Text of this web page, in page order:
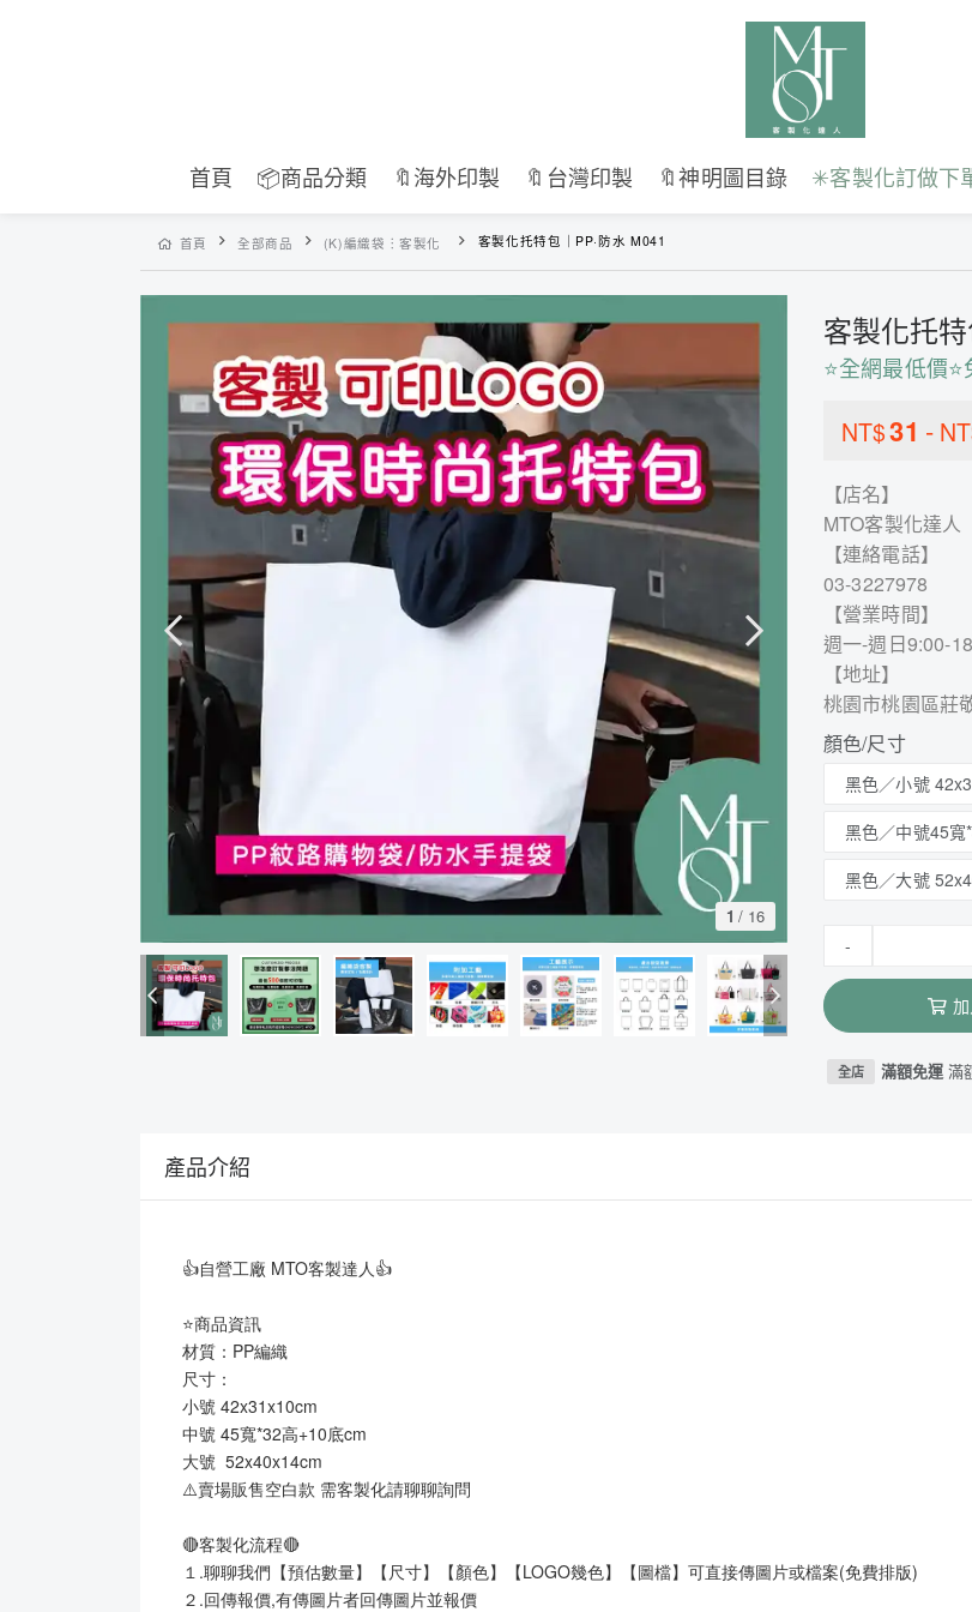
首頁 📦商品分類 🔖海外印製 🔖台灣印製 🔖神明圖目錄 ✳︎客製化訂做下
首頁 全部商品 (K)編織袋︙客製化 客製化托特包｜PP·防水 M041
1 / 16
客製化托
⭐全網最低價
NT$31 -
【店名】
MTO客製化達人
【連絡電話】
03-3227978
【營業時間】
週一-週日9:00-
【地址】
桃園市桃園區莊
顏色/尺寸
黑色／小號
黑色／中號45寬
黑色／大號
-
全店 滿額免運滿
產品介紹
👍自營工廠 MTO客製達人👍
⭐商品資訊
材質：PP編織
尺寸：
小號 42x31x10cm
中號 45寬*32高+10底cm
大號  52x40x14cm
⚠️賣場販售空白款 需客製化請聊聊詢問
🔴客製化流程🔴
１.聊聊我們【預估數量】【尺寸】【顏色】【LOGO幾色】【圖檔】可直接傳圖片或檔案(免費排版)
２.回傳報價,有傳圖片者回傳圖片並報價